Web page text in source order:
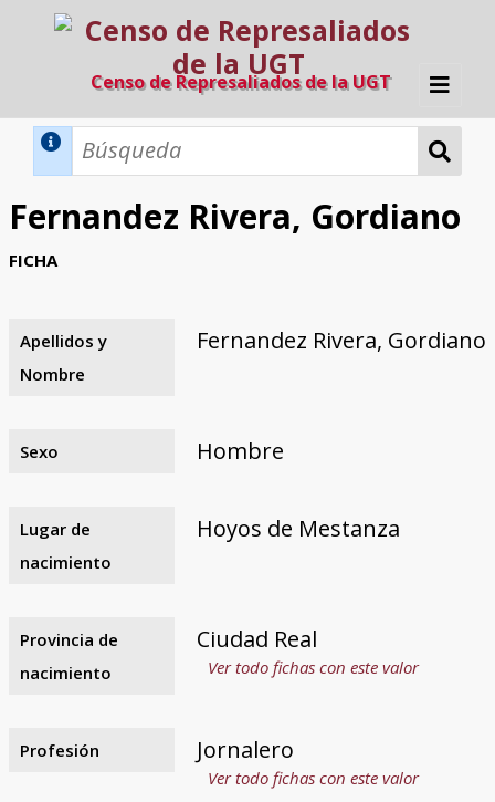
Censo de Represaliados de la UGT
Inicio
Búsqueda Dinámica
Búsqueda Avanzada
Razones y objetivos
El equipo
Colaboradores
Fuentes documentales
Fernandez Rivera, Gordiano
FICHA
Apellidos y
Nombre
Fernandez Rivera, Gordiano
Sexo Hombre
Lugar de
nacimiento
Hoyos de Mestanza
Provincia de
nacimiento
Ciudad Real
Ver todo fichas con este valor
Profesión Jornalero
Ver todo fichas con este valor